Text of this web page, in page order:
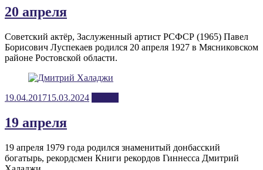
20 апреля
Советский актёр, Заслуженный артист РСФСР (1965) Павел
Борисович Луспекаев родился 20 апреля 1927 в Мясниковском
районе Ростовской области.
Posted
19.04.201715.03.2024
19 апреля
19 апреля 1979 года родился знаменитый донбасский
богатырь, рекордсмен Книги рекордов Гиннесса Дмитрий